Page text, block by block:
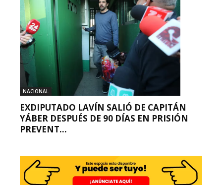
NACIONAL
EXDIPUTADO LAVÍN SALIÓ DE CAPITÁN
YÁBER DESPUÉS DE 90 DÍAS EN PRISIÓN
PREVENT...